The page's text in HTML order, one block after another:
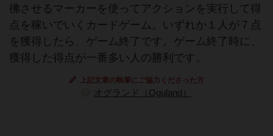
彿させるマーカーを使ってアクションを実行して得
点を稼いでいくカードゲーム。いずれか１人が７点
を獲得したら、ゲーム終了です。ゲーム終了時に、
獲得した得点が一番多い人の勝利です。
上記文章の執筆にご協力くださった方
オグランド（Oguland）